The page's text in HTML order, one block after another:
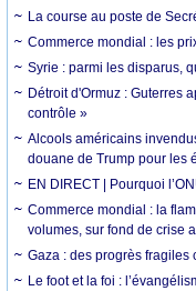
La course au poste de
Commerce mondial : les
Syrie : parmi les disparus,
Détroit d'Ormuz : Guterres
contrôle »
Alcools américains
douane de Trump pour les
EN DIRECT | Pourquoi
Commerce mondial : la
volumes, sur fond de crise
Gaza : des progrès fragiles
Le foot et la foi :